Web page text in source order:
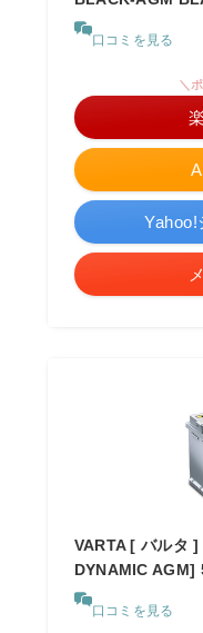
口コミを見る
＼
Yahoo!
VARTA [ バルタ
DYNAMIC AGM]
口コミを見る